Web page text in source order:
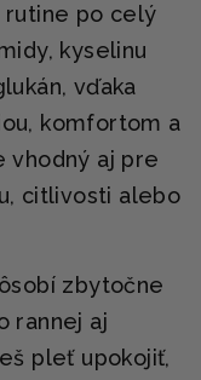
rutine po celý
kyselinu
vďaka
komfortom a
vhodný aj pre
citlivosti alebo
zbytočne
rannej aj
pleť upokojiť,